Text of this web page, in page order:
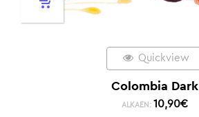
Quickview
Colombia Dark
ALKAEN: 10,90€